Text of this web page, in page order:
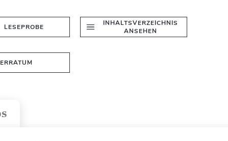
LESEPROBE
INHALTSVERZEICHNIS
ANSEHEN
ERRATUM